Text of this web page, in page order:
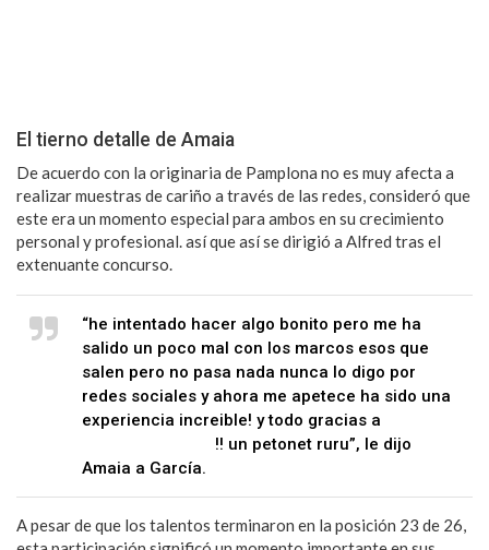
El tierno detalle de Amaia
De acuerdo con la originaria de Pamplona no es muy afecta a
realizar muestras de cariño a través de las redes, consideró que
este era un momento especial para ambos en su crecimiento
personal y profesional. así que así se dirigió a Alfred tras el
extenuante concurso.
“he intentado hacer algo bonito pero me ha
salido un poco mal con los marcos esos que
salen pero no pasa nada nunca lo digo por
redes sociales y ahora me apetece ha sido una
experiencia increible! y todo gracias a
!! un petonet ruru”, le dijo
Amaia a García.
A pesar de que los talentos terminaron en la posición 23 de 26,